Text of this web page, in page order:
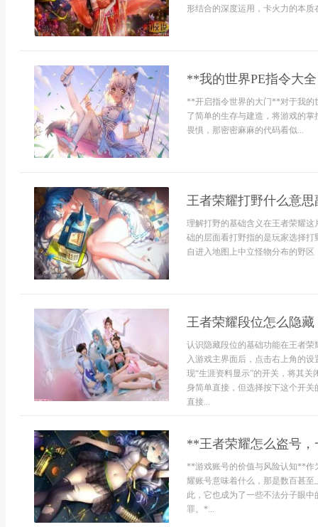
形结合的深度运用，卡火力的本
**我的世界PE指令大
**开启指令世界的大门**对于我的
了简单的生存与建造，将游戏的
畏惧，那密密麻麻的代码看似...
王者荣耀打野什么意
理解打野的基础含义在王者荣耀
础的层面看打野指的是玩家选择
自进入地图上中立怪物分布的野区
王者荣耀段位怎么隐
认识隐藏段位的基础功能在王者
入游戏主界面后，点击右上角的
现“生涯资料显示”的开关，将其
身简单直接，但选择按下这个开
直接...
**王者荣耀怎么盗号
**游戏账号的价值与风险认知**作
耀账号意味着什么，那是数百甚
此，它也成为了一些不法分子眼
罪。*...